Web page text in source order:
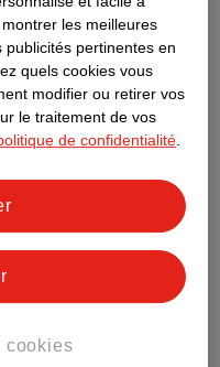
34
les meilleures
pertinentes en
quels cookies vous
modifier ou retirer vos
le traitement de vos
de confidentialité
cookies